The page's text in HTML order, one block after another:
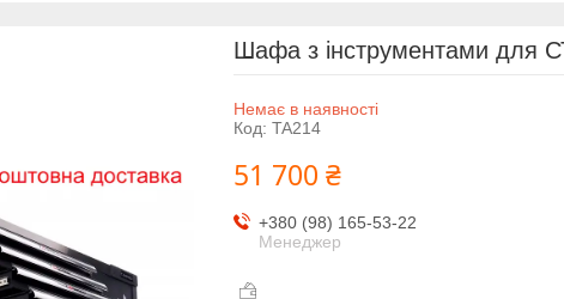
Шафа з інструментами для
Немає в наявності
Код: TA214
51 700 ₴
+380 (98) 165-53-22
Менеджер